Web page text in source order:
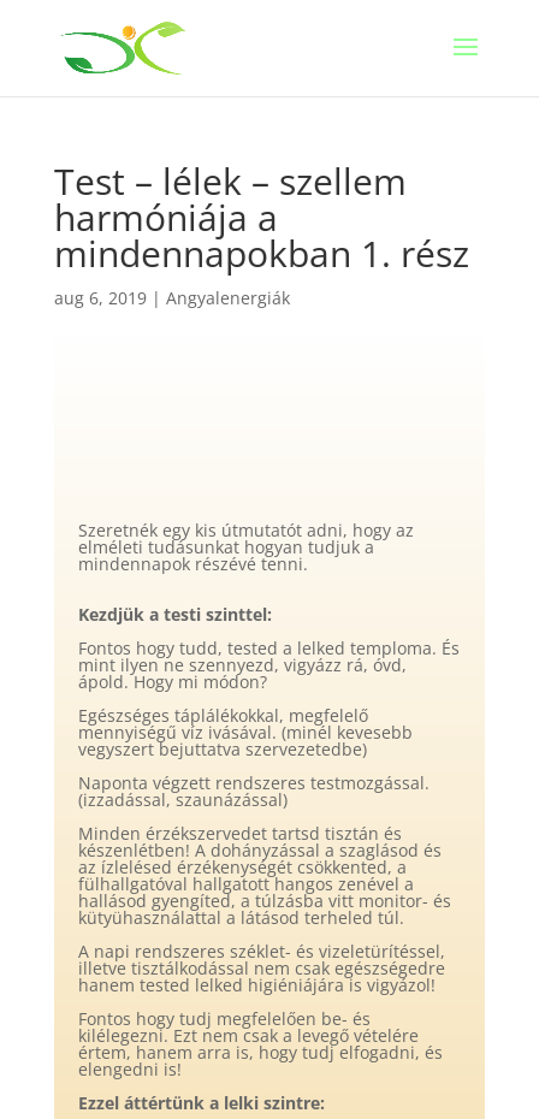
Test – lélek – szellem
harmóniája a
mindennapokban 1. rész
aug 6, 2019| Angyalenergiák
Szeretnék egy kis útmutatót adni, hogy az
elméleti tudásunkat hogyan tudjuk a
mindennapok részévé tenni.
Kezdjük a testi szinttel:
Fontos hogy tudd, tested a lelked temploma. És
mint ilyen ne szennyezd, vigyázz rá, óvd,
ápold. Hogy mi módon?
Egészséges táplálékokkal, megfelelő
mennyiségű víz ivásával. (minél kevesebb
vegyszert bejuttatva szervezetedbe)
Naponta végzett rendszeres testmozgással.
(izzadással, szaunázással)
Minden érzékszervedet tartsd tisztán és
készenlétben! A dohányzással a szaglásod és
az ízlelésed érzékenységét csökkented, a
fülhallgatóval hallgatott hangos zenével a
hallásod gyengíted, a túlzásba vitt monitor- és
kütyühasználattal a látásod terheled túl.
A napi rendszeres széklet- és vizeletürítéssel,
illetve tisztálkodással nem csak egészségedre
hanem tested lelked higiéniájára is vigyázol!
Fontos hogy tudj megfelelően be- és
kilélegezni. Ezt nem csak a levegő vételére
értem, hanem arra is, hogy tudj elfogadni, és
elengedni is!
Ezzel áttértünk a lelki szintre: